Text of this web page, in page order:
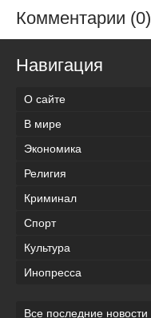
Комментарии (0)
Навигация
О сайте
В мире
Экономика
Религия
Криминал
Спорт
Культура
Инопресса
Все последние новости